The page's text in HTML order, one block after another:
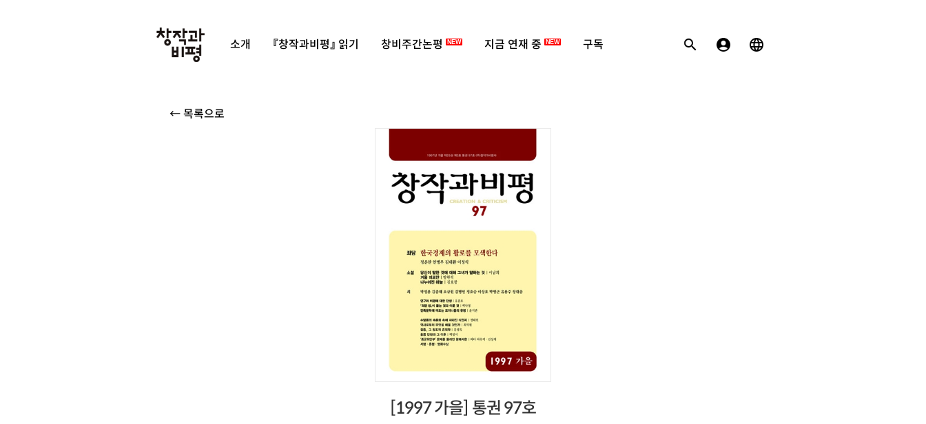
소개 『창작과비평』 읽기 창비주간논평 NEW 지금 연재 중 NEW 구독
← 목록으로
[1997 가을] 통권 97호